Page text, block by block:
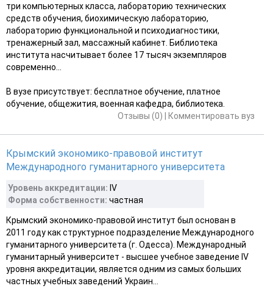
три компьютерных класса, лабораторию технических
средств обучения, биохимическую лабораторию,
лабораторию функциональной и психодиагностики,
тренажерный зал, массажный кабинет. Библиотека
института насчитывает более 17 тысяч экземпляров
современно...
В вузе присутствует: бесплатное обучение, платное
обучение, общежития, военная кафедра, библиотека.
Отзывы (0)
Комментировать вуз
Крымский экономико-правовой институт
Международного гуманитарного университета
Уровень аккредитации: ІV
Форма собственности: частная
Крымский экономико-правовой институт был основан в
2011 году как структурное подразделение Международного
гуманитарного университета (г. Одесса). Международный
гуманитарный университет - высшее учебное заведение ІV
уровня аккредитации, является одним из самых больших
частных учебных заведений Украин...